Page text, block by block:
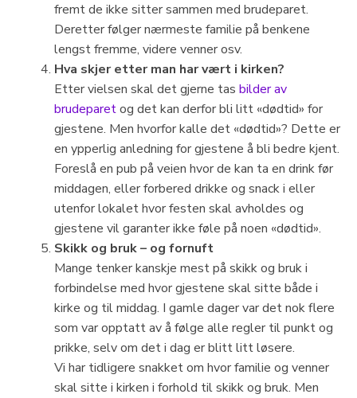
fremt de ikke sitter sammen med brudeparet.
Deretter følger nærmeste familie på benkene
lengst fremme, videre venner osv.
Hva skjer etter man har vært i kirken?
Etter vielsen skal det gjerne tas bilder av
brudeparetog det kan derfor bli litt «dødtid» for
gjestene. Men hvorfor kalle det «dødtid»? Dette er
en ypperlig anledning for gjestene å bli bedre kjent.
Foreslå en pub på veien hvor de kan ta en drink før
middagen, eller forbered drikke og snack i eller
utenfor lokalet hvor festen skal avholdes og
gjestene vil garanter ikke føle på noen «dødtid».
Skikk og bruk – og fornuft
Mange tenker kanskje mest på skikk og bruk i
forbindelse med hvor gjestene skal sitte både i
kirke og til middag. I gamle dager var det nok flere
som var opptatt av å følge alle regler til punkt og
prikke, selv om det i dag er blitt litt løsere.
Vi har tidligere snakket om hvor familie og venner
skal sitte i kirken i forhold til skikk og bruk. Men